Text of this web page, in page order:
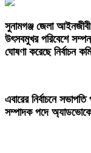
‎সুনামগঞ্জ জেলা আইনজীবী
উৎসবমুখর পরিবেশে
ঘোষণা করেছে নির্বাচন
এবারের নির্বাচনে
সম্পাদক পদে